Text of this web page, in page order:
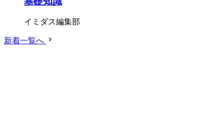
イミダス編集部
新着一覧へ